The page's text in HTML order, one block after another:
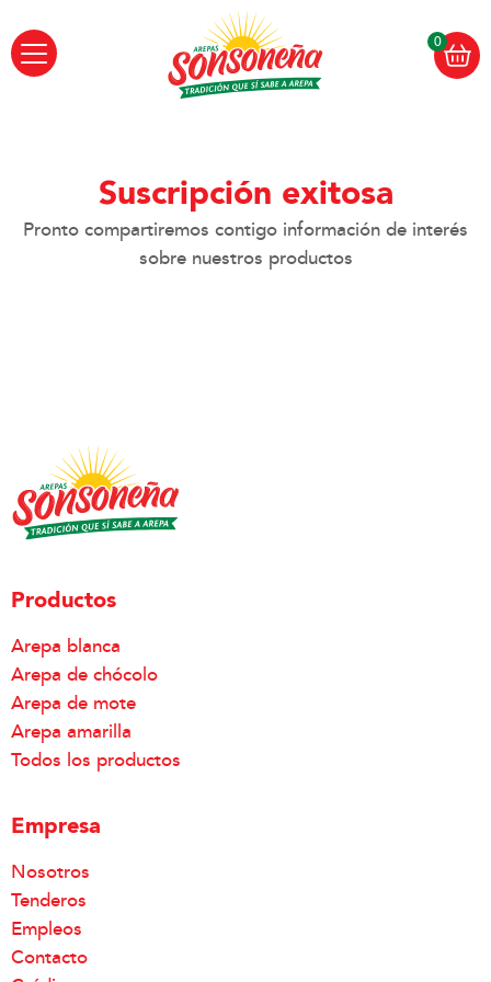
0
Suscripción exitosa
Pronto compartiremos contigo información de interés
sobre nuestros productos
Productos
Arepa blanca
Arepa de chócolo
Arepa de mote
Arepa amarilla
Todos los productos
Empresa
Nosotros
Tenderos
Empleos
Contacto